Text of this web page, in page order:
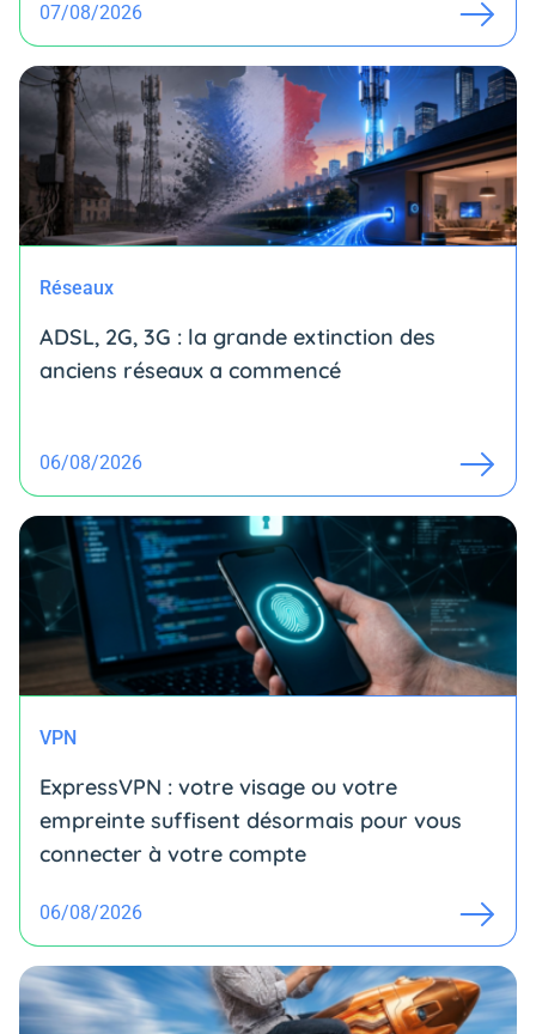
07/08/2026
Réseaux
ADSL, 2G, 3G : la grande extinction des
anciens réseaux a commencé
06/08/2026
VPN
ExpressVPN : votre visage ou votre
empreinte suffisent désormais pour vous
connecter à votre compte
06/08/2026